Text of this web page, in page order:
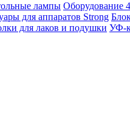
лампы Оборудование
для аппаратов Strong
для лаков и подушки УФ-